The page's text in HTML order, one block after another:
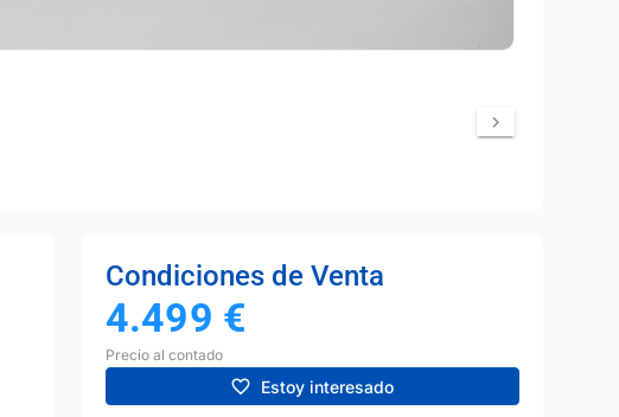
Condiciones de Venta
4.499 €
Precio al contado
Estoy interesado